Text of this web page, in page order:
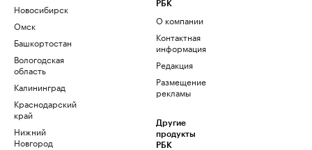
Новосибирск
Омск
Башкортостан
Вологодская
область
Калининград
Краснодарский
край
Нижний
Новгород
РБК
О компании
Контактная
информация
Редакция
Размещение
рекламы
Другие
продукты
РБК